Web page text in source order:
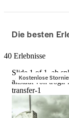
Die besten
40 Erlebnisse
Kostenlose
Slide 1 of 1, ab
altstadt von trogir
transfer-1